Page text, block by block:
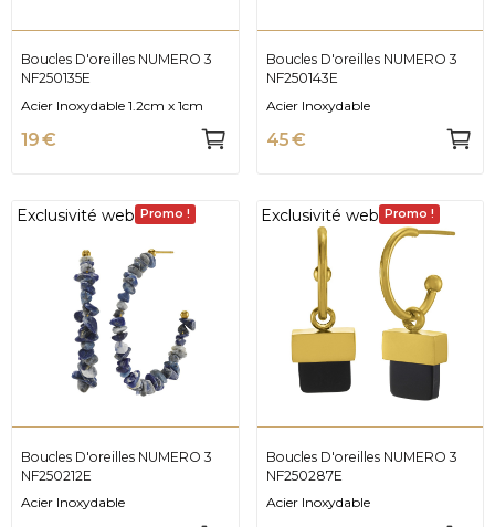
Boucles D'oreilles NUMERO 3
NF250135E
Acier Inoxydable 1.2cm x 1cm
19 €
Boucles D'oreilles NUMERO 3
NF250143E
Acier Inoxydable
45 €
Exclusivité web Promo !
Boucles D'oreilles NUMERO 3
NF250212E
Acier Inoxydable
Exclusivité web Promo !
Boucles D'oreilles NUMERO 3
NF250287E
Acier Inoxydable